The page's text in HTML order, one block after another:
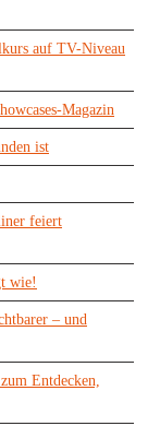
auf TV-Niveau
Magazin
ist
feiert
wie!
– und
Entdecken,